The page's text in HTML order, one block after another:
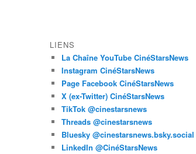
LIENS
La Chaîne YouTube CinéStarsNews
Instagram CinéStarsNews
Page Facebook CinéStarsNews
X (ex-Twitter) CinéStarsNews
TikTok @cinestarsnews
Threads @cinestarsnews
Bluesky @cinestarsnews.bsky.social‬
LinkedIn @CinéStarsNews